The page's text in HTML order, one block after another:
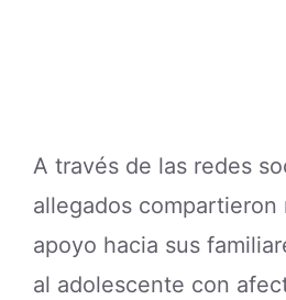
A través de las redes
allegados compartieron
apoyo hacia sus
al adolescente con